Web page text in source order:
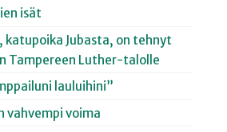
isät
katupoika Jubasta, on tehnyt
Tampereen Luther-talolle
lauluihini”
vahvempi voima